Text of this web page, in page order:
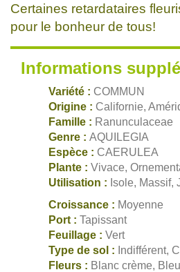
Certaines retardataires
pour le bonheur de tous!
Informations
Variété : COMMUN
Origine : Californie,
Famille : Ranunculaceae
Genre : AQUILEGIA
Espèce : CAERULEA
Plante : Vivace,
Utilisation : Isole, Massif,
Croissance : Moyenne
Port : Tapissant
Feuillage : Vert
Type de sol : Indifférent,
Fleurs : Blanc crème, Bleu